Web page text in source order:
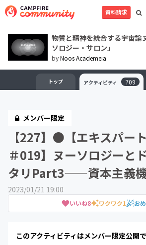
資料請求
物質と精神を統合する宇宙
ソロジー・サロン」
byNoos Academeia
トップ アクティビティ 709
メンバー限定
【227】●【エキスパー
＃019】ヌーソロジーと
タリPart3——資本主義
2023/01/21 19:00
いいね8 ワクワク1 お
このアクティビティはメンバー限定公開で